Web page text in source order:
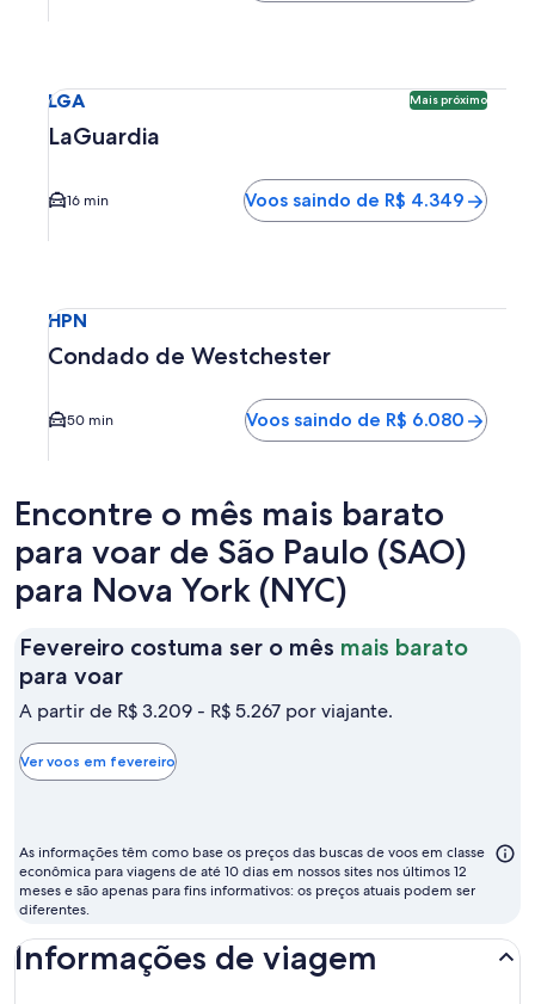
LGA Mais próximo
LaGuardia
16 min Voos saindo de R$ 4.349
HPN
Condado de Westchester
50 min Voos saindo de R$ 6.080
Encontre o mês mais barato
para voar de São Paulo (SAO)
para Nova York (NYC)
Fevereiro costuma ser o mês mais barato
para voarFevereiro
costuma
o
mês
barato
para
voar
A partir de R$ 3.209 - R$ 5.267 por viajante.
Ver voos em fevereiro
As informações têm como base os preços das buscas de voos em classe
econômica para viagens de até 10 dias em nossos sites nos últimos 12
meses e são apenas para fins informativos: os preços atuais podem ser
diferentes.
Informações de viagem